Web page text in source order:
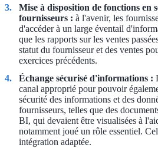
Mise à disposition de fonctions en
fournisseurs : à l'avenir, les
d'accéder à un large éventail
que les rapports sur les ventes
statut du fournisseur et des ventes
exercices précédents.
Échange sécurisé d'informations :
canal approprié pour pouvoir
sécurité des informations et des
fournisseurs, telles que des
BI, qui devaient être visualisées à
notamment joué un rôle essentiel.
intégration adaptée.